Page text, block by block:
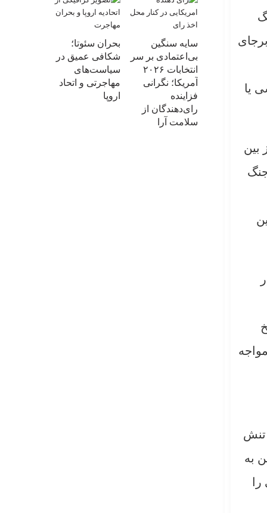
یا
بین
تنش
به
سایه سنگین
بی‌اعتمادی بر سر
انتخابات ۲۰۲۶
آمریکا؛ نگرانی
فزاینده
رای‌دهندگان از
سلامت آرا
بحران سئوتا؛
شکافی عمیق در
سیاست‌های
مهاجرتی و اتحاد
اروپا